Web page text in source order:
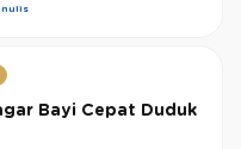
Bayi Cepat Duduk